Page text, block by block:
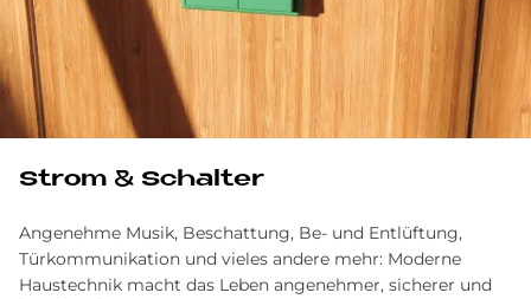
Strom & Schalter
Angenehme Musik, Beschattung, Be- und Entlüftung,
Türkommunikation und vieles andere mehr: Moderne
Haustechnik macht das Leben angenehmer, sicherer und